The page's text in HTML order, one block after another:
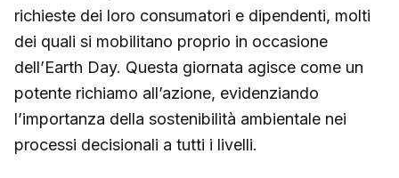
richieste dei loro consumatori e dipendenti, molti
dei quali si mobilitano proprio in occasione
dell’Earth Day. Questa giornata agisce come un
potente richiamo all’azione, evidenziando
l’importanza della sostenibilità ambientale nei
processi decisionali a tutti i livelli.